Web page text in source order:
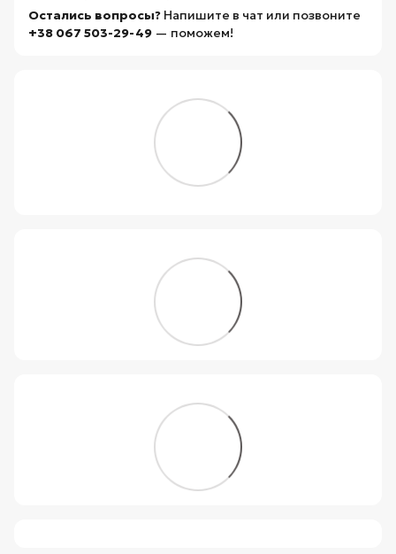
Остались вопросы? Напишите в чат или позвоните
+38 067 503-29-49 — поможем!